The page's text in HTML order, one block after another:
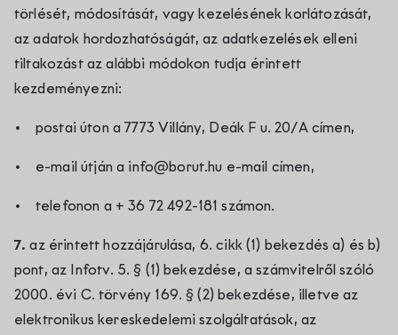
törlését, módosítását, vagy kezelésének korlátozását,
az adatok hordozhatóságát, az adatkezelések elleni
tiltakozást az alábbi módokon tudja érintett
kezdeményezni:
postai úton a 7773 Villány, Deák F u. 20/A címen,
e-mail útján a info@borut.hu e-mail címen,
telefonon a + 36 72 492-181 számon.
7. az érintett hozzájárulása, 6. cikk (1) bekezdés a) és b)
pont, az Infotv. 5. § (1) bekezdése, a számvitelről szóló
2000. évi C. törvény 169. § (2) bekezdése, illetve az
elektronikus kereskedelemi szolgáltatások, az